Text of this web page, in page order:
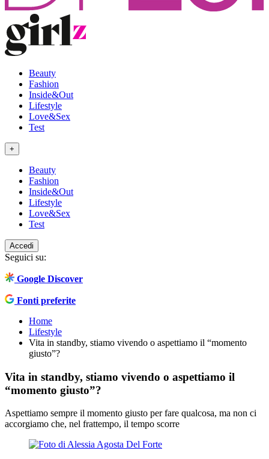
Beauty
Fashion
Inside&Out
Lifestyle
Love&Sex
Test
+
Beauty
Fashion
Inside&Out
Lifestyle
Love&Sex
Test
Accedi
Seguici su:
Google Discover
Fonti preferite
Home
Lifestyle
Vita in standby, stiamo vivendo o aspettiamo il “momento
giusto”?
Vita in standby, stiamo vivendo o aspettiamo il
“momento giusto”?
Aspettiamo sempre il momento giusto per fare qualcosa, ma non ci
accorgiamo che, nel frattempo, il tempo scorre